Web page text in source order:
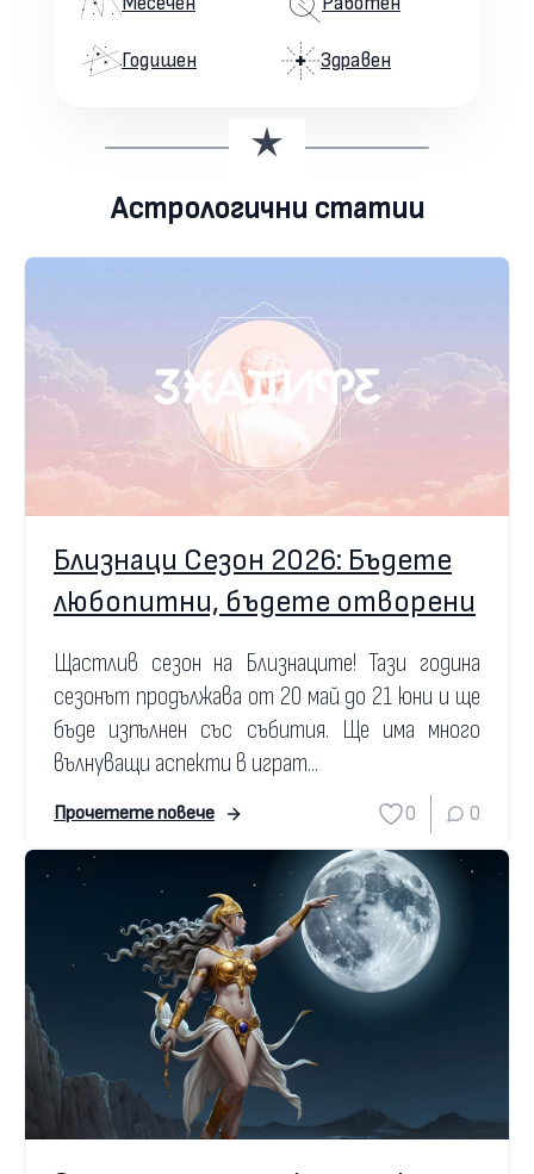
Годишен Здравен
Астрологични статии
Близнаци Сезон 2026: Бъдете
любопитни, бъдете отворени
Щастлив сезон на Близнаците! Тази година
сезонът продължава от 20 май до 21 юни и ще
бъде изпълнен със събития. Ще има много
вълнуващи аспекти в играт...
Прочетете повече 0 0